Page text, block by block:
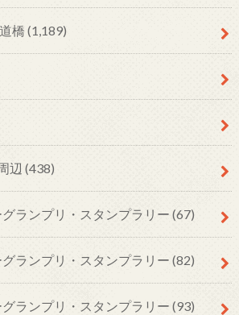
橋 (1,189)
辺 (438)
ランプリ・スタンプラリー (67)
ランプリ・スタンプラリー (82)
ランプリ・スタンプラリー (93)